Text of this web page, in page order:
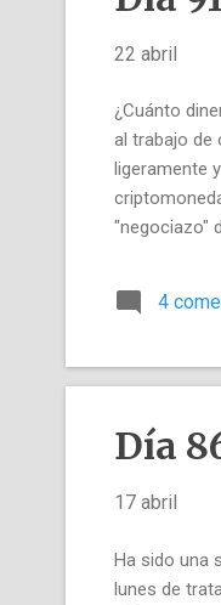
22 abril
¿Cuánto
al trabajo de
ligeramente
"negociazo"
concretas
fotografías
4
Día
17 abril
Ha sido una
lunes de